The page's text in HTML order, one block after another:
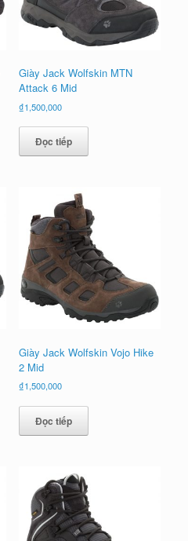
Giày Jack Wolfskin MTN
Attack 6 Mid
₫1,500,000
Đọc tiếp
Giày Jack Wolfskin Vojo Hike
2 Mid
₫1,500,000
Đọc tiếp